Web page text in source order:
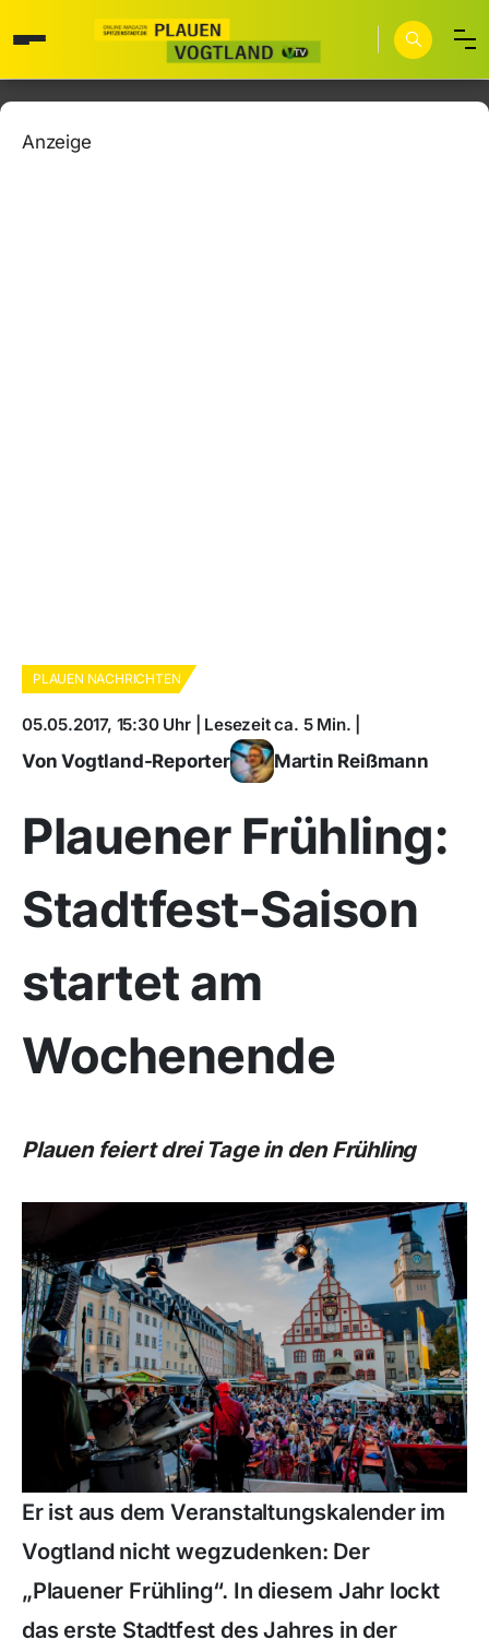
Anzeige
PLAUEN NACHRICHTEN
05.05.2017, 15:30 Uhr | Lesezeit ca. 5 Min. |
Von Vogtland-Reporter Martin Reißmann
Plauener Frühling:
Stadtfest-Saison
startet am
Wochenende
Plauen feiert drei Tage in den Frühling
Er ist aus dem Veranstaltungskalender im
Vogtland nicht wegzudenken: Der
„Plauener Frühling“. In diesem Jahr lockt
das erste Stadtfest des Jahres in der